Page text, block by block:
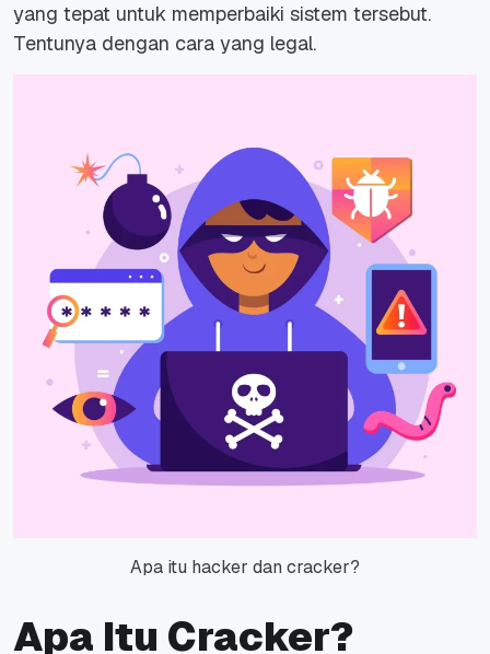
yang tepat untuk memperbaiki sistem tersebut.
Tentunya dengan cara yang legal.
Apa itu hacker dan cracker?
Apa Itu Cracker?